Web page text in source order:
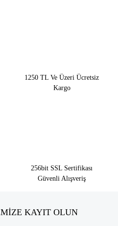
1250 TL Ve Üzeri Ücretsiz
Kargo
256bit SSL Sertifikası
Güvenli Alışveriş
KAYIT OLUN